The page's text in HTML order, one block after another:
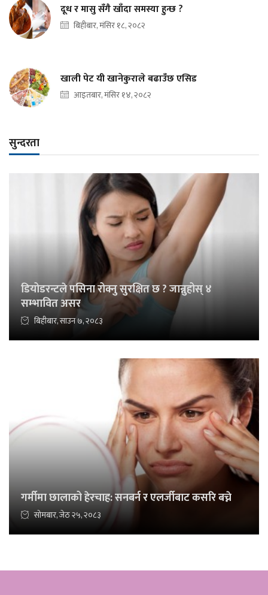
दूध र मासु सँगै खाँदा समस्या हुन्छ ?
बिहीबार, मंसिर १८, २०८२
खाली पेट यी खानेकुराले बढाउँछ एसिड
आइतबार, मंसिर १४, २०८२
सुन्दरता
डियोडरन्टले पसिना रोक्नु सुरक्षित छ ? जान्नुहोस् ४
सम्भावित असर
बिहीबार, साउन ७, २०८३
गर्मीमा छालाको हेरचाह: सनबर्न र एलर्जीबाट कसरि बच्ने
सोमबार, जेठ २५, २०८३